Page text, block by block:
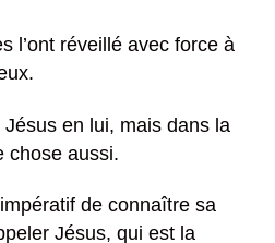
l’ont réveillé avec force à
Jésus en lui, mais dans la
chose aussi.
de connaître sa
Jésus, qui est la